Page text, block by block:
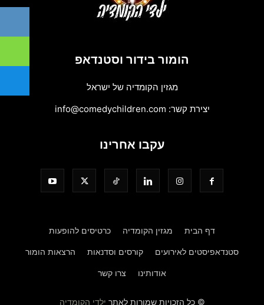
הומור בידור וסטנדאפ
מגזין הקומדיה של ישראל
יצירת קשר: info@comedychildren.com
עקבו אחרינו
דף הבית מגזין הקומדיה כרטיסים להופעות
סטנדאפיסטים לאירועים קורסים וסדנאות הרצאות הומור
אודותינו צרו קשר
© כל הזכויות שמורות לאתר ילדי הקומדיה